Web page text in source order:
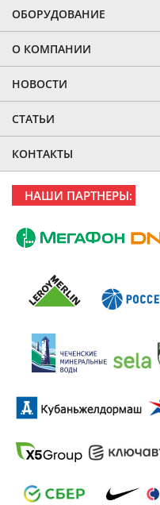
ОБОРУДОВАНИЕ
О КОМПАНИИ
НОВОСТИ
СТАТЬИ
КОНТАКТЫ
НАШИ ПАРТНЕРЫ: